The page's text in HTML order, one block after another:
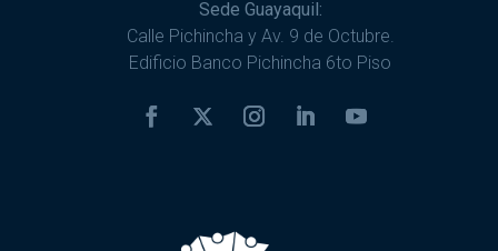
Sede Guayaquil:
Calle Pichincha y Av. 9 de Octubre.
Edificio Banco Pichincha 6to Piso